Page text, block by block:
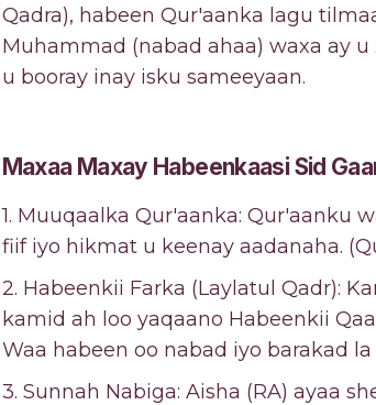
Qadra), habeen Qur'aanka lagu
Muhammad (nabad ahaa) waxa ay
u booray inay isku sameeyaan.
Maxaa Maxay Habeenkaasi Sid
1. Muuqaalka Qur'aanka: Qur'aanku
fiif iyo hikmat u keenay aadanaha.
2. Habeenkii Farka (Laylatul Qadr):
kamid ah loo yaqaano Habeenkii
Waa habeen oo nabad iyo barakad
3. Sunnah Nabiga: Aisha (RA) ayaa